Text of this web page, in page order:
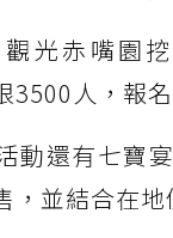
觀光赤嘴園
3500人，報
動還有七寶
，並結合在地